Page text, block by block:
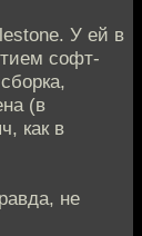
У ей в
софт-
(в
как в
не